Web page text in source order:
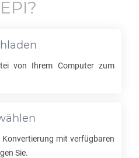
EPI?
von Ihrem Computer zum
Konvertierung mit verfügbaren
Sie.